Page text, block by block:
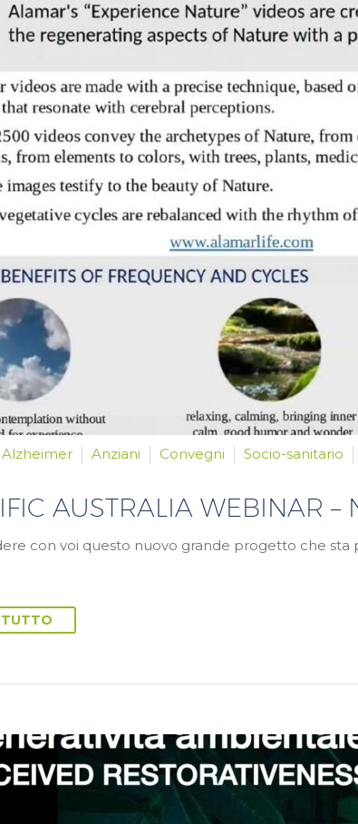
Alzheimer Anziani Convegni Socio-sanitario
IFIC AUSTRALIA WEBINAR –
con voi questo nuovo grande progetto che
TUTTO